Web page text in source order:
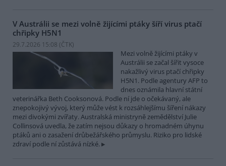
V Austrálii se mezi volně žijícími ptáky šíří virus ptačí
chřipky H5N1
29.7.2026 15:08 (ČTK)
Mezi volně žijícími ptáky v
Austrálii se začal šířit vysoce
nakažlivý virus ptačí chřipky
H5N1. Podle agentury AFP to
dnes oznámila hlavní státní
veterinářka Beth Cooksonová. Podle ní jde o očekávaný, ale
znepokojivý vývoj, který může vést k rozsáhlejšímu šíření nákazy
mezi divokými zvířaty. Australská ministryně zemědělství Julie
Collinsová uvedla, že zatím nejsou důkazy o hromadném úhynu
ptáků ani o zasažení drůbežářského průmyslu. Riziko pro lidské
zdraví podle ní zůstává nízké.